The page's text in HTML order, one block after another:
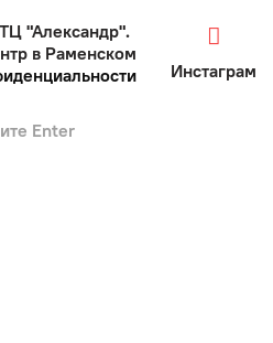
"Александр".
в Раменском
Инстаграм